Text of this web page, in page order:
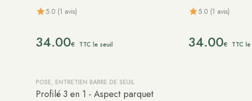
5.0 (1 avis)
34.00€ TTC le seuil
5.0 (1 avis)
34.00€ TTC
-10%
POSE, ENTRETIEN BARRE DE SEUIL
Profilé 3 en 1 - Aspect parquet